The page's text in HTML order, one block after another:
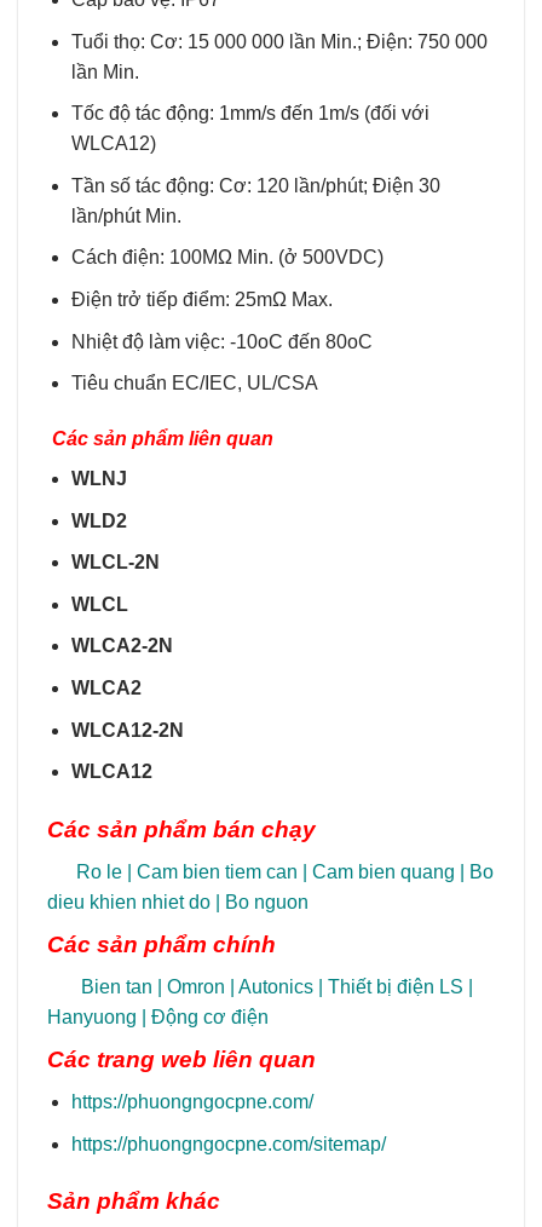
Tuổi thọ: Cơ: 15 000 000 lần Min.; Điện: 750 000
lần Min.
Tốc độ tác động: 1mm/s đến 1m/s (đối với
WLCA12)
Tần số tác động: Cơ: 120 lần/phút; Điện 30
lần/phút Min.
Cách điện: 100MΩ Min. (ở 500VDC)
Điện trở tiếp điểm: 25mΩ Max.
Nhiệt độ làm việc: -10oC đến 80oC
Tiêu chuẩn EC/IEC, UL/CSA
Các sản phẩm liên quan
WLNJ
WLD2
WLCL-2N
WLCL
WLCA2-2N
WLCA2
WLCA12-2N
WLCA12
Các sản phẩm bán chạy
Ro le Cam bien tiem can Cam bien quang
Bo
dieu khien nhiet do
Bo nguon
Các sản phẩm chính
Bien tan Omron Autonics Thiết bị điện LS
Hanyuong
Động cơ điện
Các trang web liên quan
https://phuongngocpne.com/
https://phuongngocpne.com/sitemap/
Sản phẩm khác